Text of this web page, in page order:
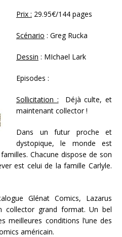
Prix : 29.95€/144 pages
Scénario : Greg Rucka
Dessin : MIchael Lark
Episodes :
Sollicitation : Déjà culte, et
maintenant collector !
Dans un futur proche et
dystopique, le monde est
Chacune dispose de son
est celui de la famille Carlyle.
Glénat Comics, Lazarus
collector grand format. Un bel
meilleures conditions l’une des
américain.